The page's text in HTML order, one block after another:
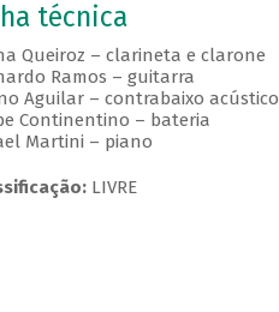
técnica
Queiroz – clarineta e clarone
Ramos – guitarra
Aguilar – contrabaixo acústico
Continentino – bateria
Martini – piano
LIVRE